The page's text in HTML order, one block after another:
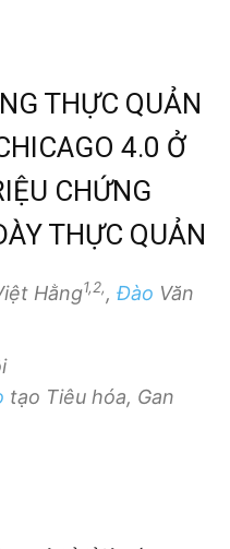
THỰC QUẢN
4.0 Ở
CHỨNG
THỰC QUẢN
Hằng1,2,, Đào Văn
tạo Tiêu hóa, Gan